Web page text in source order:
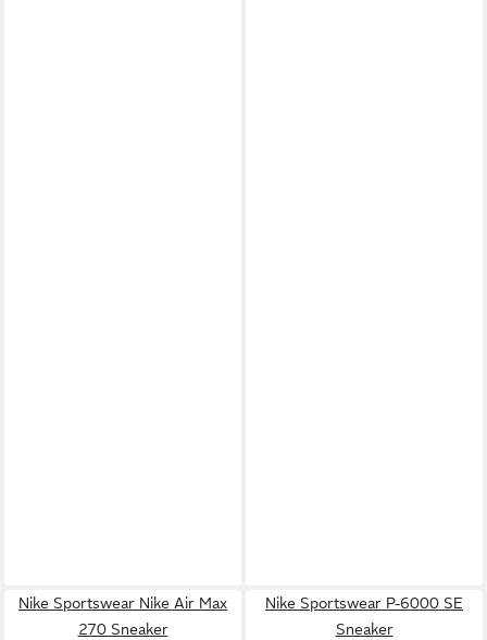
Nike Sportswear Nike Air Max
270 Sneaker
Nike Sportswear P-6000 SE
Sneaker